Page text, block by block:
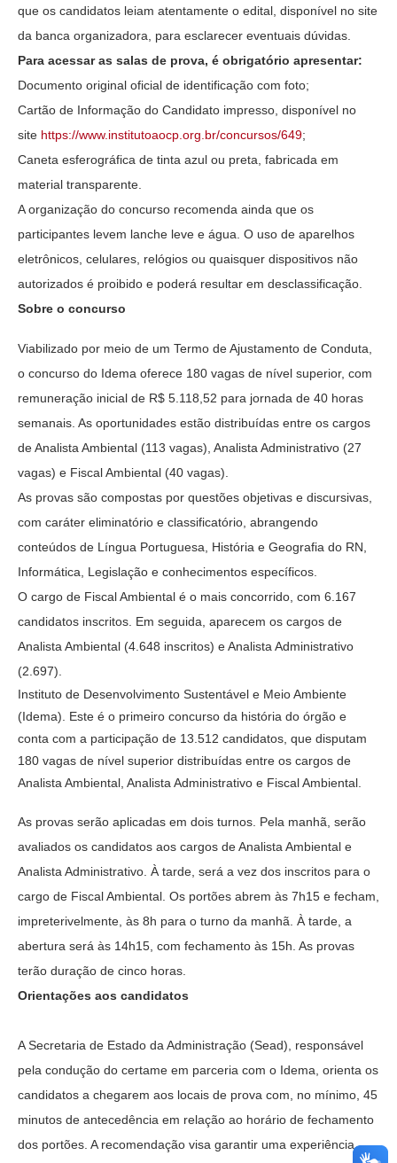
que os candidatos leiam atentamente o edital, disponível no site
da banca organizadora, para esclarecer eventuais dúvidas.
Para acessar as salas de prova, é obrigatório apresentar:
Documento original oficial de identificação com foto;
Cartão de Informação do Candidato impresso, disponível no
site https://www.institutoaocp.org.br/concursos/649;
Caneta esferográfica de tinta azul ou preta, fabricada em
material transparente.
A organização do concurso recomenda ainda que os
participantes levem lanche leve e água. O uso de aparelhos
eletrônicos, celulares, relógios ou quaisquer dispositivos não
autorizados é proibido e poderá resultar em desclassificação.
Sobre o concurso
Viabilizado por meio de um Termo de Ajustamento de Conduta,
o concurso do Idema oferece 180 vagas de nível superior, com
remuneração inicial de R$ 5.118,52 para jornada de 40 horas
semanais. As oportunidades estão distribuídas entre os cargos
de Analista Ambiental (113 vagas), Analista Administrativo (27
vagas) e Fiscal Ambiental (40 vagas).
As provas são compostas por questões objetivas e discursivas,
com caráter eliminatório e classificatório, abrangendo
conteúdos de Língua Portuguesa, História e Geografia do RN,
Informática, Legislação e conhecimentos específicos.
O cargo de Fiscal Ambiental é o mais concorrido, com 6.167
candidatos inscritos. Em seguida, aparecem os cargos de
Analista Ambiental (4.648 inscritos) e Analista Administrativo
(2.697).
Instituto de Desenvolvimento Sustentável e Meio Ambiente
(Idema). Este é o primeiro concurso da história do órgão e
conta com a participação de 13.512 candidatos, que disputam
180 vagas de nível superior distribuídas entre os cargos de
Analista Ambiental, Analista Administrativo e Fiscal Ambiental.
As provas serão aplicadas em dois turnos. Pela manhã, serão
avaliados os candidatos aos cargos de Analista Ambiental e
Analista Administrativo. À tarde, será a vez dos inscritos para o
cargo de Fiscal Ambiental. Os portões abrem às 7h15 e fecham,
impreterivelmente, às 8h para o turno da manhã. À tarde, a
abertura será às 14h15, com fechamento às 15h. As provas
terão duração de cinco horas.
Orientações aos candidatos
A Secretaria de Estado da Administração (Sead), responsável
pela condução do certame em parceria com o Idema, orienta os
candidatos a chegarem aos locais de prova com, no mínimo, 45
minutos de antecedência em relação ao horário de fechamento
dos portões. A recomendação visa garantir uma experiência